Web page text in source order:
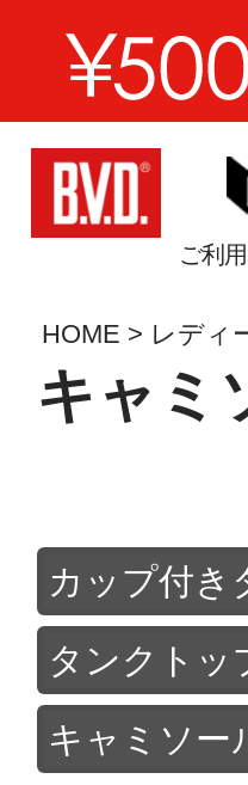
ご利
HOME レディ
キャミ
カップ付き
タンクトッ
キャミソー